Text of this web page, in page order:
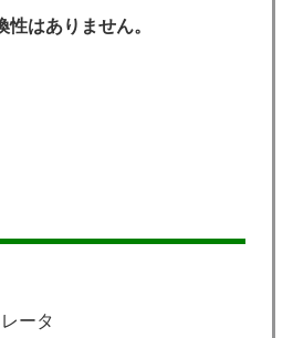
はありません。
ータ